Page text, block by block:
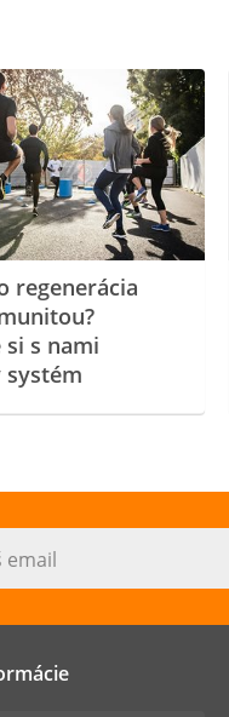
regenerácia
s nami
email